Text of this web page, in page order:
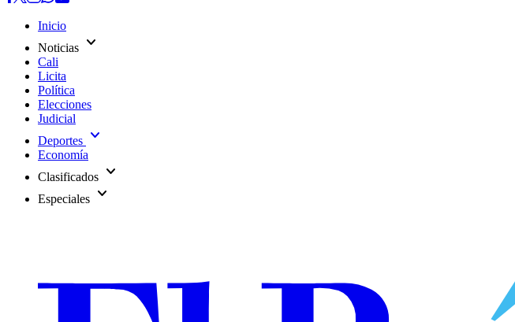
Inicio
Noticias expand_more
Cali
Licita
Política
Elecciones
Judicial
Deportes expand_more
Economía
Clasificados expand_more
Especiales expand_more